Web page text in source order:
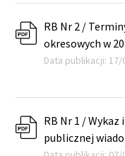
RB Nr 2 /
okresowych w
Data publikacji: 17/
RB Nr 1 /
publicznej